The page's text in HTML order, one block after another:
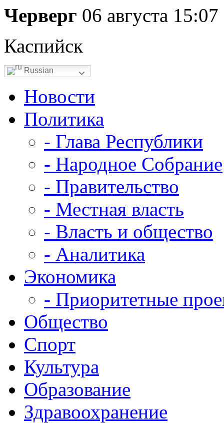
Черверг 06 августа 15:07
Каспийск
Russian
Новости
Политика
- Глава Республики
- Народное Собрание
- Правительство
- Местная власть
- Власть и общество
- Аналитика
Экономика
- Приоритетные
Общество
Спорт
Культура
Образование
Здравоохранение